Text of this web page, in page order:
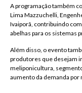
A programação também
Lima Mazzuchelli,
Ivaiporã, contribuindo
abelhas para os sistemas
Além disso, o evento
produtores que desejam
meliponicultura,
aumento da demanda por